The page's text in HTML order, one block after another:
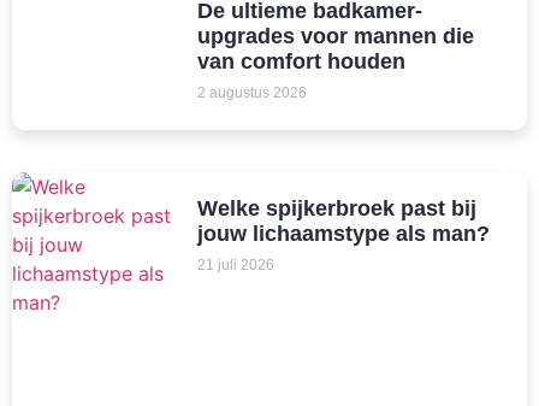
De ultieme badkamer-
upgrades voor mannen die
van comfort houden
2 augustus 2026
Welke spijkerbroek past bij
jouw lichaamstype als man?
21 juli 2026